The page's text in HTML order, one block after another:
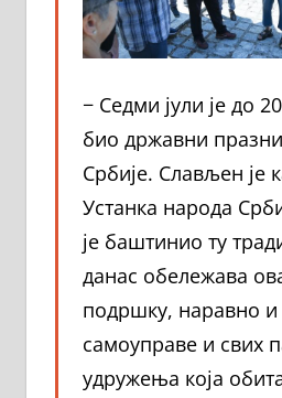
− Седми јули је до
био државни
Србије. Слављен је
Устанка народа
је баштинио ту
данас обележава
подршку, наравно и
самоуправе и свих
удружења која